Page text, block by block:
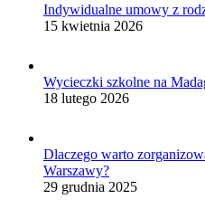
Indywidualne umowy z
15 kwietnia 2026
Wycieczki szkolne na
18 lutego 2026
Dlaczego warto
Warszawy?
29 grudnia 2025